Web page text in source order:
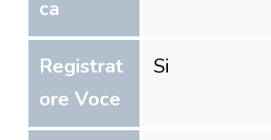
ca
Registrat
ore Voce
Si